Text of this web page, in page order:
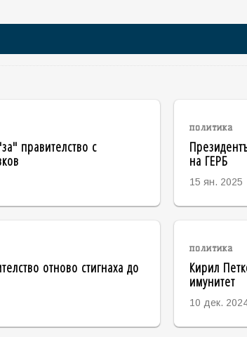
правителство с
политика
на ГЕРБ
15 ян. 2025
отново стигнаха до
политика
Кирил
имунитет
10 дек.